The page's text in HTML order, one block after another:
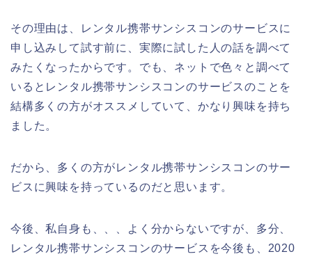
その理由は、レンタル携帯サンシスコンのサービスに
申し込みして試す前に、実際に試した人の話を調べて
みたくなったからです。でも、ネットで色々と調べて
いるとレンタル携帯サンシスコンのサービスのことを
結構多くの方がオススメしていて、かなり興味を持ち
ました。
だから、多くの方がレンタル携帯サンシスコンのサー
ビスに興味を持っているのだと思います。
今後、私自身も、、、よく分からないですが、多分、
レンタル携帯サンシスコンのサービスを今後も、2020